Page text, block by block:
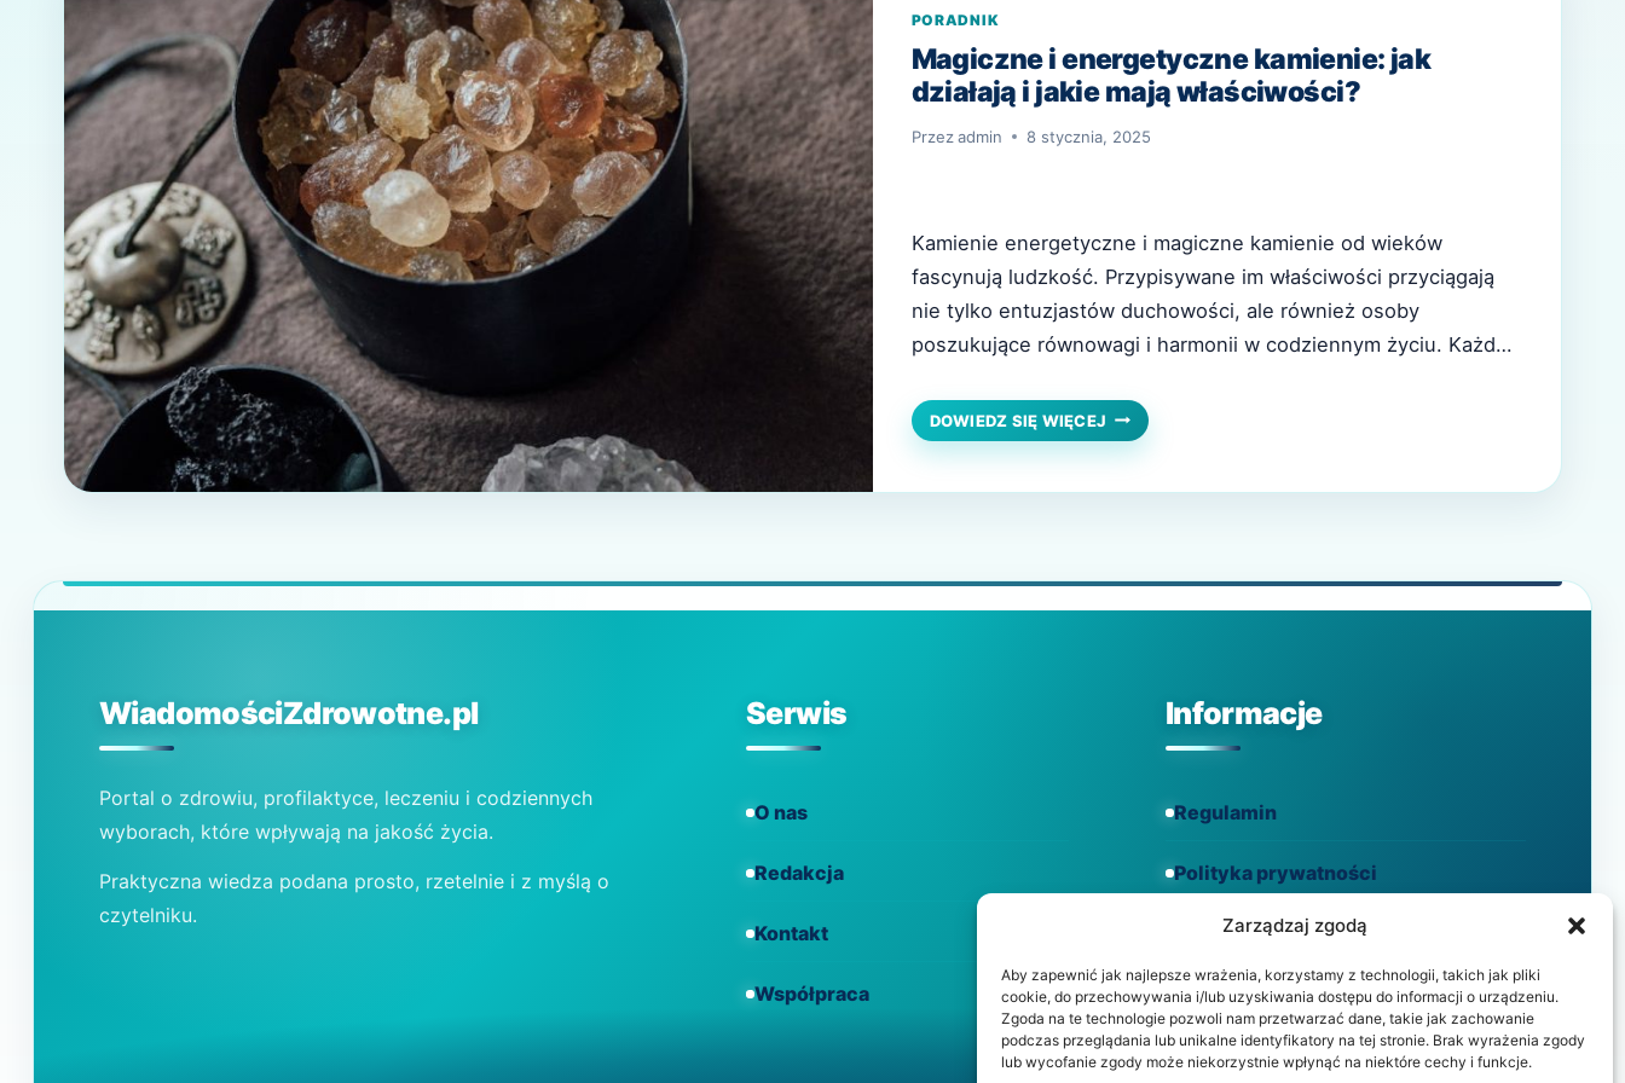
Zarządzaj zgodą
Aby zapewnić jak najlepsze wrażenia, korzystamy z technologii, takich jak pliki
cookie, do przechowywania i/lub uzyskiwania dostępu do informacji o urządzeniu.
Zgoda na te technologie pozwoli nam przetwarzać dane, takie jak zachowanie
podczas przeglądania lub unikalne identyfikatory na tej stronie. Brak wyrażenia zgody
lub wycofanie zgody może niekorzystnie wpłynąć na niektóre cechy i funkcje.
PORADNIK
Magiczne i energetyczne kamienie: jak
działają i jakie mają właściwości?
Przez admin 8 stycznia, 2025
Kamienie energetyczne i magiczne kamienie od wieków
fascynują ludzkość. Przypisywane im właściwości przyciągają
nie tylko entuzjastów duchowości, ale również osoby
poszukujące równowagi i harmonii w codziennym życiu. Każdy
starożytnych wierzeń mogą wpływać na zdrowie, samopoczucie
oraz otaczającą nas przestrzeń. W tym artykule przyjrzymy się,
DOWIEDZ SIĘ WIĘCEJ MAGICZNE
I
JAKIE
MAJĄ
WiadomościZdrowotne.pl
Portal o zdrowiu, profilaktyce, leczeniu i codziennych
wyborach, które wpływają na jakość życia.
Praktyczna wiedza podana prosto, rzetelnie i z myślą o
czytelniku.
Serwis
O nas
Redakcja
Kontakt
Współpraca
Informacje
Regulamin
Polityka prywatności
Polityka cookies